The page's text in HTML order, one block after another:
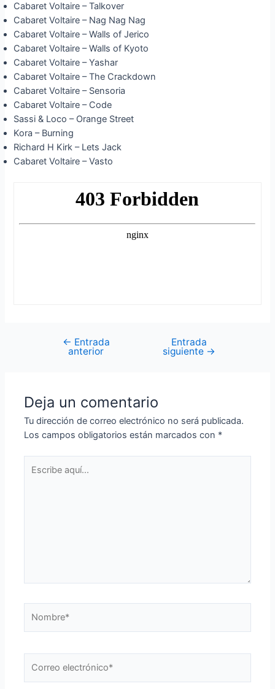
Cabaret Voltaire – Talkover
Cabaret Voltaire – Nag Nag Nag
Cabaret Voltaire – Walls of Jerico
Cabaret Voltaire – Walls of Kyoto
Cabaret Voltaire – Yashar
Cabaret Voltaire – The Crackdown
Cabaret Voltaire – Sensoria
Cabaret Voltaire – Code
Sassi & Loco – Orange Street
Kora – Burning
Richard H Kirk – Lets Jack
Cabaret Voltaire – Vasto
Navegación
← Entrada
anterior
Entrada
siguiente →
Deja un comentario
Tu dirección de correo electrónico no será publicada.
Los campos obligatorios están marcados con *
aquí...
electrónico*